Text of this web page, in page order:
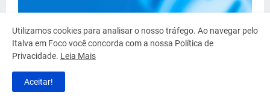
Utilizamos cookies para analisar o nosso tráfego. Ao navegar pelo
Italva em Foco você concorda com a nossa Política de
Privacidade. Leia Mais
Aceitar!